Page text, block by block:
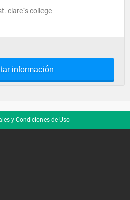
clare´s college
información
y Condiciones de Uso